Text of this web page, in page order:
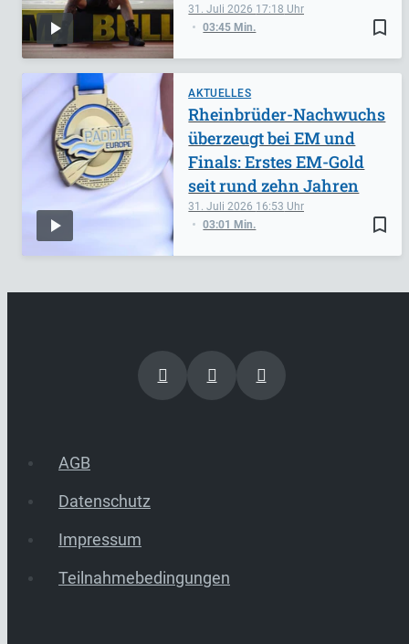
bookmark_border
31. Juli 2026 17:18
03:45 Min.
AKTUELLES
bookmark_border
31. Juli 2026 16:53
03:01 Min.
Rheinbrüder-Nachwuchs
überzeugt bei EM und
Finals: Erstes EM-Gold
seit rund zehn Jahren
AGB
Datenschutz
Impressum
Teilnahmebedingungen